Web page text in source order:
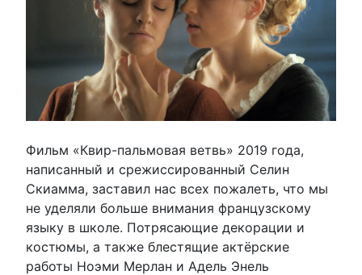
Фильм «Квир-пальмовая ветвь» 2019 года,
написанный и срежиссированный Селин
Скиамма, заставил нас всех пожалеть, что мы
не уделяли больше внимания французскому
языку в школе. Потрясающие декорации и
костюмы, а также блестящие актёрские
работы Ноэми Мерлан и Адель Энель